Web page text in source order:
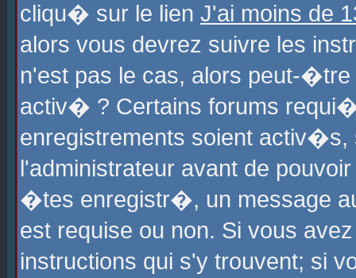
cliqu� sur le lien J'ai moins de
alors vous devrez suivre les
n'est pas le cas, alors peut-
activ� ? Certains forums
enregistrements soient
l'administrateur avant de
�tes enregistr�, un message
est requise ou non. Si vous
instructions qui s'y trouvent; si